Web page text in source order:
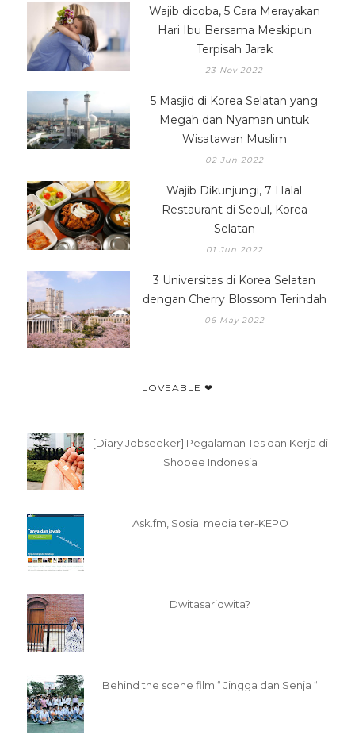
Wajib dicoba, 5 Cara Merayakan
Hari Ibu Bersama Meskipun
Terpisah Jarak
23 Nov 2022
5 Masjid di Korea Selatan yang
Megah dan Nyaman untuk
Wisatawan Muslim
02 Jun 2022
Wajib Dikunjungi, 7 Halal
Restaurant di Seoul, Korea
Selatan
01 Jun 2022
3 Universitas di Korea Selatan
dengan Cherry Blossom Terindah
06 May 2022
LOVEABLE ❤
[Diary Jobseeker] Pegalaman Tes dan Kerja di
Shopee Indonesia
Ask.fm, Sosial media ter-KEPO
Dwitasaridwita?
Behind the scene film “ Jingga dan Senja “